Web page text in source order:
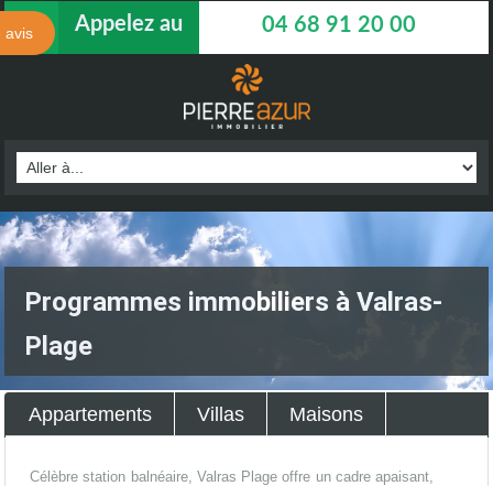
avis Appelez au 04 68 91 20 00
Programmes immobiliers à Valras-
Plage
Appartements Villas Maisons
Célèbre station balnéaire, Valras Plage offre un cadre apaisant,